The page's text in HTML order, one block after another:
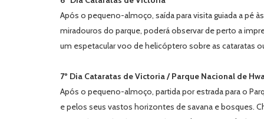
Após o pequeno-almoço, saída para visita guiada a pé
miradouros do parque, poderá observar de perto a
um espetacular voo de helicóptero sobre as cataratas
7º Dia Cataratas de Victoria / Parque Nacional de
Após o pequeno-almoço, partida por estrada para o
e pelos seus vastos horizontes de savana e bosques.